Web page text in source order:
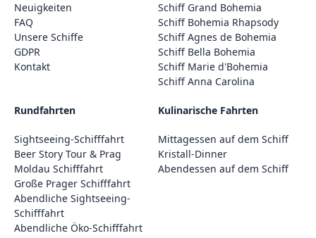
Neuigkeiten
FAQ
Unsere Schiffe
GDPR
Kontakt
Schiff Grand Bohemia
Schiff Bohemia Rhapsody
Schiff Agnes de Bohemia
Schiff Bella Bohemia
Schiff Marie d'Bohemia
Schiff Anna Carolina
Rundfahrten
Sightseeing-Schifffahrt
Beer Story Tour & Prag
Moldau Schifffahrt
Große Prager Schifffahrt
Abendliche Sightseeing-
Schifffahrt
Abendliche Öko-Schifffahrt
Kulinarische Fahrten
Mittagessen auf dem Schiff
Kristall-Dinner
Abendessen auf dem Schiff